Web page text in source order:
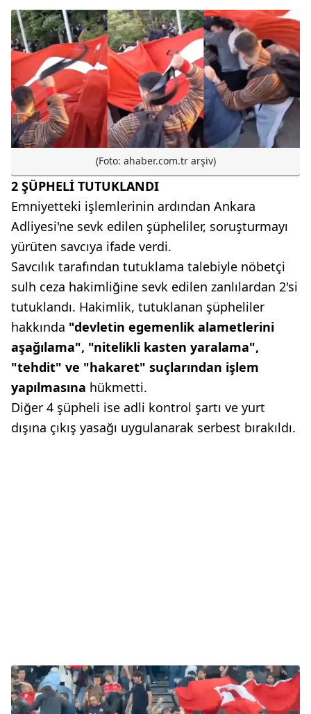
(Foto: ahaber.com.tr arşiv)
2 ŞÜPHELİ TUTUKLANDI
Emniyetteki işlemlerinin ardından Ankara
Adliyesi'ne sevk edilen şüpheliler, soruşturmayı
yürüten savcıya ifade verdi.
Savcılık tarafından tutuklama talebiyle nöbetçi
sulh ceza hakimliğine sevk edilen zanlılardan 2'si
tutuklandı. Hakimlik, tutuklanan şüpheliler
hakkında "devletin egemenlik alametlerini
aşağılama", "nitelikli kasten yaralama",
"tehdit" ve "hakaret" suçlarından işlem
yapılmasına hükmetti.
Diğer 4 şüpheli ise adli kontrol şartı ve yurt
dışına çıkış yasağı uygulanarak serbest bırakıldı.